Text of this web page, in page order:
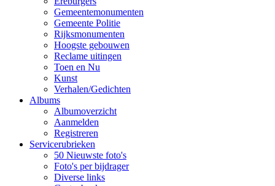
Gemeentemonumenten
Gemeente Politie
Rijksmonumenten
Hoogste gebouwen
Reclame uitingen
Toen en Nu
Kunst
Verhalen/Gedichten
Albums
Albumoverzicht
Aanmelden
Registreren
Servicerubrieken
50 Nieuwste foto's
Foto's per bijdrager
Diverse links